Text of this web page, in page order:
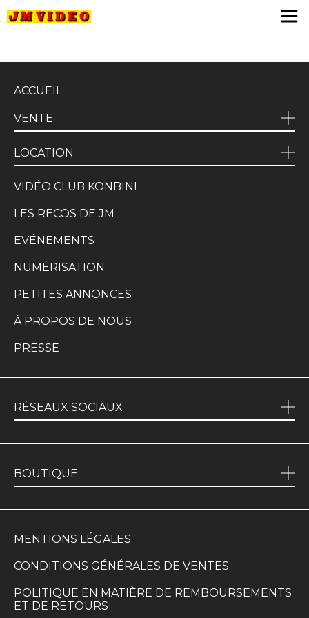
ACCUEIL
VENTE
LOCATION
VIDÉO CLUB KONBINI
LES RECOS DE JM
EVÉNEMENTS
NUMÉRISATION
PETITES ANNONCES
À PROPOS DE NOUS
PRESSE
RÉSEAUX SOCIAUX
BOUTIQUE
MENTIONS LÉGALES
CONDITIONS GÉNÉRALES DE VENTES
POLITIQUE EN MATIÈRE DE REMBOURSEMENTS
ET DE RETOURS